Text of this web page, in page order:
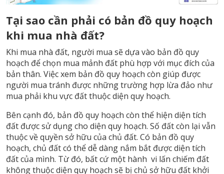
Tại sao cần phải có bản đồ quy hoạch
khi mua nhà đất?
Khi mua nhà đất, người mua sẽ dựa vào bản đồ quy
hoạch để chọn mua mảnh đất phù hợp với mục đích của
bản thân. Việc xem bản đồ quy hoạch còn giúp được
người mua tránh được những trường hợp lừa đảo như
mua phải khu vực đất thuộc diện quy hoạch.
Bên cạnh đó, bản đồ quy hoạch còn thể hiện diện tích
đất được sử dụng cho diện quy hoạch. Số đất còn lại vẫn
thuộc về quyền sở hữu của chủ đất. Có bản đồ quy
hoạch, chủ đất có thể dễ dàng nắm bắt được diện tích
đất của mình. Từ đó, bất cứ một hành vi lấn chiếm đất
không thuộc diện quy hoạch sẽ bị chủ sở hữu đất khởi